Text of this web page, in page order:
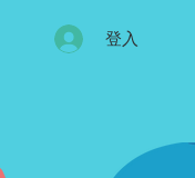
登入